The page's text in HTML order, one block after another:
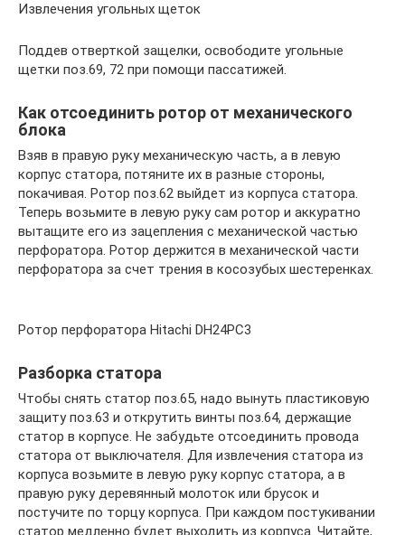
Извлечения угольных щеток
Поддев отверткой защелки, освободите угольные
щетки поз.69, 72 при помощи пассатижей.
Как отсоединить ротор от механического
блока
Взяв в правую руку механическую часть, а в левую
корпус статора, потяните их в разные стороны,
покачивая. Ротор поз.62 выйдет из корпуса статора.
Теперь возьмите в левую руку сам ротор и аккуратно
вытащите его из зацепления с механической частью
перфоратора. Ротор держится в механической части
перфоратора за счет трения в косозубых шестеренках.
Ротор перфоратора Hitachi DH24PC3
Разборка статора
Чтобы снять статор поз.65, надо вынуть пластиковую
защиту поз.63 и открутить винты поз.64, держащие
статор в корпусе. Не забудьте отсоединить провода
статора от выключателя. Для извлечения статора из
корпуса возьмите в левую руку корпус статора, а в
правую руку деревянный молоток или брусок и
постучите по торцу корпуса. При каждом постукивании
статор медленно будет выходить из корпуса. Читайте,